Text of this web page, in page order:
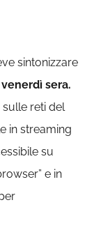
sintonizzare
sera.
reti del
in streaming
su
e in